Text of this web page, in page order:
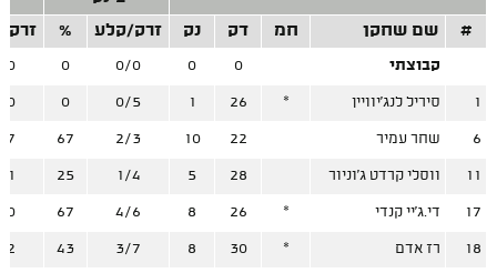
#
שם שחקן חמ דק נק זרק/קלע %
קבוצתי 0
0
0/0
0
0
1 סיריל לנג'יוויין *
26
1
0/5
0
0
6 שחר עמיר 22
10
2/3
67
7
11 ווסלי קרדט ג'וניור 28
5
1/4
25
1
17 די.ג'יי קנדי *
26
8
4/6
67
0
18 רז אדם *
30
8
3/7
43
2